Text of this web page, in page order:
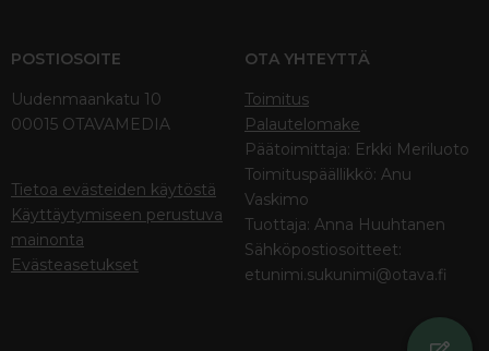
POSTIOSOITE
Uudenmaankatu 10
00015 OTAVAMEDIA
Tietoa evästeiden käytöstä
Käyttäytymiseen perustuva
mainonta
Evästeasetukset
OTA YHTEYTTÄ
Toimitus
Palautelomake
Päätoimittaja: Erkki Meriluoto
Toimituspäällikkö: Anu
Vaskimo
Tuottaja: Anna Huuhtanen
Sähköpostiosoitteet:
etunimi.sukunimi@otava.fi